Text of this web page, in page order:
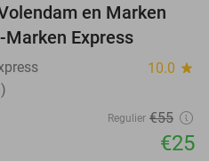
55%
en Marken
Express
10.0 star
Regulier €55
€25